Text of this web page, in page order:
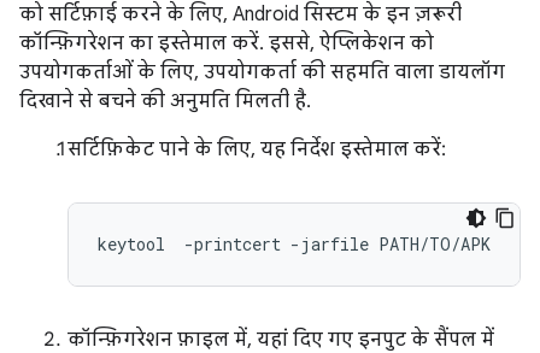
को सर्टिफ़ाई करने के लिए, Android सिस्टम के इन ज़रूरी
कॉन्फ़िगरेशन का इस्तेमाल करें. इससे, ऐप्लिकेशन को
उपयोगकर्ताओं के लिए, उपयोगकर्ता की सहमति वाला डायलॉग
दिखाने से बचने की अनुमति मिलती है.
सर्टिफ़िकेट पाने के लिए, यह निर्देश इस्तेमाल करें:
keytool -printcert - jarfile PATH/TO/APK
कॉन्फ़िगरेशन फ़ाइल में, यहां दिए गए इनपुट के सैंपल में